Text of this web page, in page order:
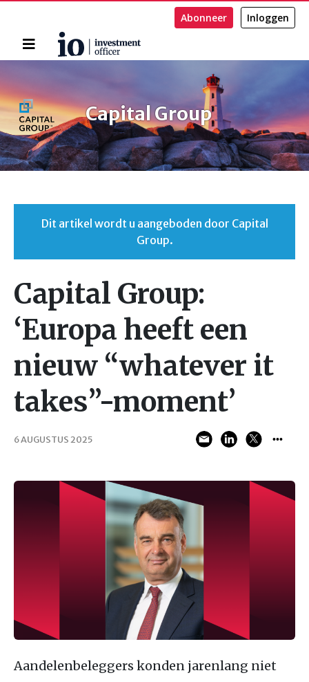
Home
Abonneer Inloggen
Zoeken
Capital Group
Dit artikel wordt u aangeboden door Capital
Group.
Capital Group:
‘Europa heeft een
nieuw “whatever it
takes”-moment’
6 AUGUSTUS 2025
Aandelenbeleggers konden jarenlang niet